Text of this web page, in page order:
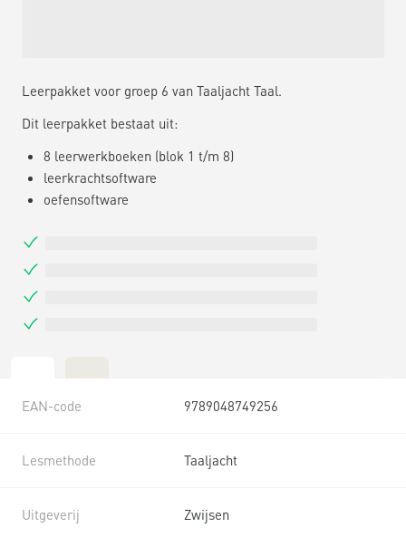
Leerpakket voor groep 6 van Taaljacht Taal.
Dit leerpakket bestaat uit:
8 leerwerkboeken (blok 1 t/m 8)
leerkrachtsoftware
oefensoftware
EAN-code 9789048749256
Lesmethode Taaljacht
Uitgeverij Zwijsen